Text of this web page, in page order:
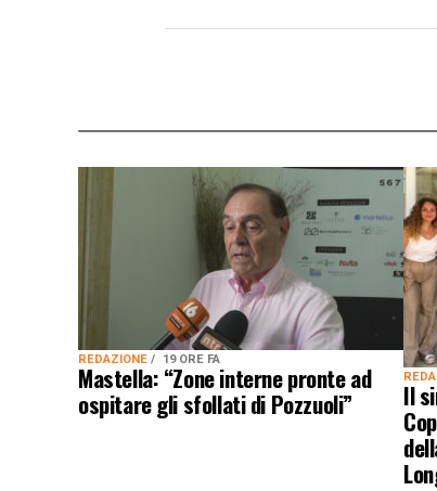
REDAZIONE 19 ORE FA
Mastella: “Zone interne pronte ad
ospitare gli sfollati di Pozzuoli” Il